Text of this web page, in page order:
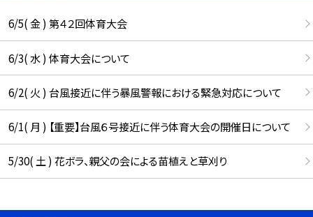
6/5( 金 ) 第４２回体育大会
6/3( 水 ) 体育大会について
6/2( 火 ) 台風接近に伴う暴風警報における緊急対応について
6/1( 月 ) 【重要】台風６号接近に伴う体育大会の開催日について
5/30( 土 ) 花ボラ、親父の会による苗植えと草刈り